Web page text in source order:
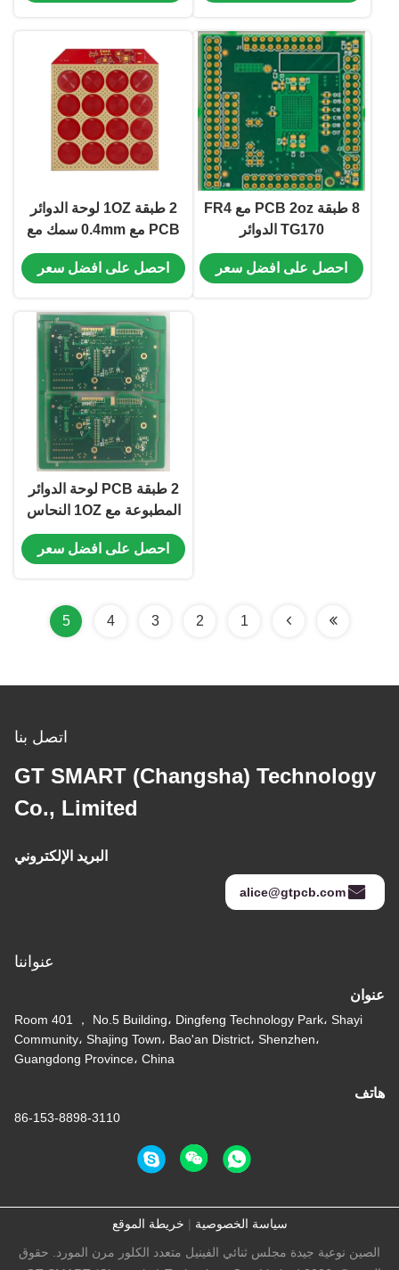
8 طبقة PCB 2oz مع FR4
TG170 الدوائر
احصل على افضل سعر
2 طبقة 1OZ لوحة الدوائر
PCB مع 0.4mm سمك مع
EING على المنتج الطبي
احصل على افضل سعر
2 طبقة PCB لوحة الدوائر
المطبوعة مع 1OZ النحاس
و EING و أصبع ذهب
احصل على افضل سعر
1
2
3
4
5
اتصل بنا
GT SMART (Changsha) Technology
Co., Limited
البريد الإلكتروني
alice@gtpcb.com
عنواننا
عنوان
Room 401 ， No.5 Building، Dingfeng Technology Park، Shayi
Community، Shajing Town، Bao'an District، Shenzhen،
Guangdong Province، China
هاتف
86-153-8898-3110
سياسة الخصوصية | خريطة الموقع
الصين نوعية جيدة مجلس ثنائي الفينيل متعدد الكلور مرن المورد. حقوق